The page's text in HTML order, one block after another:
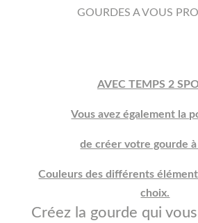
GOURDES A VOUS
AVEC TEMPS 2
Vous avez également la
de créer votre gourde à
Couleurs des différents
choix.
Créez la gourde qui